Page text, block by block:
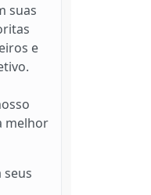
suas
e
melhor
seus